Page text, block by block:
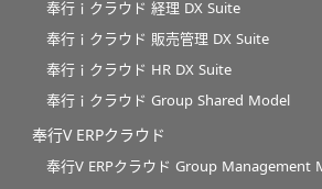
奉行ｉクラウド 経理 DX Suite
奉行ｉクラウド 販売管理 DX Suite
奉行ｉクラウド HR DX Suite
奉行ｉクラウド Group Shared Model
奉行V ERPクラウド
奉行V ERPクラウド Group Management